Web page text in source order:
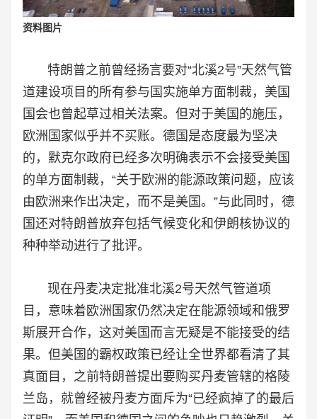
资料图片
特朗普之前曾经扬言要对“北溪2号”天然气管
道建设项目的所有参与国实施单方面制裁，美国
国会也曾起草过相关法案。但对于美国的施压，
欧洲国家似乎并不买账。德国是态度最为坚决
的，默克尔政府已经多次明确表示不会接受美国
的单方面制裁，“关于欧洲的能源政策问题，应该
由欧洲来作出决定，而不是美国。”与此同时，德
国还对特朗普放弃包括气候变化和伊朗核协议的
种种举动进行了批评。
现在丹麦决定批准北溪2号天然气管道项
目，意味着欧洲国家仍然决定在能源领域和俄罗
斯展开合作，这对美国而言无疑是不能接受的结
果。但美国的霸权政策已经让全世界都看清了其
真面目，之前特朗普提出要购买丹麦管辖的格陵
兰岛，就曾经被丹麦方面斥为“已经疯掉了的最后